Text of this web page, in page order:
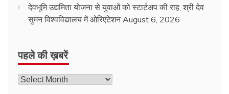
देवभूमि उद्यमिता योजना से युवाओं को स्टार्टअप की राह, श्री देव
सुमन विश्वविद्यालय में ओरिएंटेशन August 6, 2026
पहले की ख़बरें